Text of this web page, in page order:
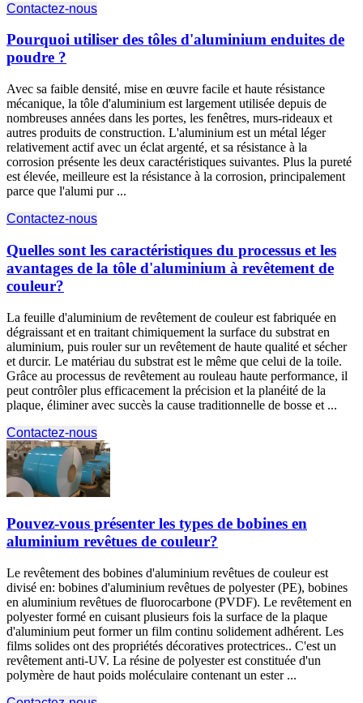
Contactez-nous
Pourquoi utiliser des tôles d'aluminium enduites de
poudre ?
Avec sa faible densité, mise en œuvre facile et haute résistance
mécanique, la tôle d'aluminium est largement utilisée depuis de
nombreuses années dans les portes, les fenêtres, murs-rideaux et
autres produits de construction. L'aluminium est un métal léger
relativement actif avec un éclat argenté, et sa résistance à la
corrosion présente les deux caractéristiques suivantes. Plus la pureté
est élevée, meilleure est la résistance à la corrosion, principalement
parce que l'alumi pur ...
Contactez-nous
Quelles sont les caractéristiques du processus et les
avantages de la tôle d'aluminium à revêtement de
couleur?
La feuille d'aluminium de revêtement de couleur est fabriquée en
dégraissant et en traitant chimiquement la surface du substrat en
aluminium, puis rouler sur un revêtement de haute qualité et sécher
et durcir. Le matériau du substrat est le même que celui de la toile.
Grâce au processus de revêtement au rouleau haute performance, il
peut contrôler plus efficacement la précision et la planéité de la
plaque, éliminer avec succès la cause traditionnelle de bosse et ...
Contactez-nous
Pouvez-vous présenter les types de bobines en
aluminium revêtues de couleur?
Le revêtement des bobines d'aluminium revêtues de couleur est
divisé en: bobines d'aluminium revêtues de polyester (PE), bobines
en aluminium revêtues de fluorocarbone (PVDF). Le revêtement en
polyester formé en cuisant plusieurs fois la surface de la plaque
d'aluminium peut former un film continu solidement adhérent. Les
films solides ont des propriétés décoratives protectrices.. C'est un
revêtement anti-UV. La résine de polyester est constituée d'un
polymère de haut poids moléculaire contenant un ester ...